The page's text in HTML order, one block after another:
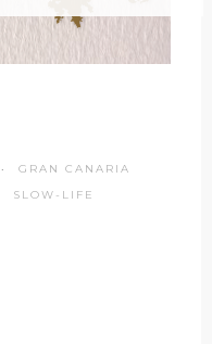
·
GRAN CANARIA
SLOW-LIFE